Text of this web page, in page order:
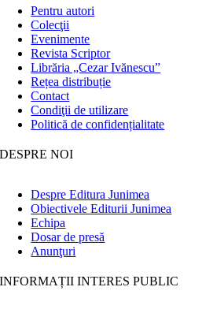
Pentru autori
Colecţii
Evenimente
Revista Scriptor
Librăria „Cezar Ivănescu”
Rețea distribuție
Contact
Condiţii de utilizare
Politică de confidențialitate
DESPRE NOI
Despre Editura Junimea
Obiectivele Editurii Junimea
Echipa
Dosar de presă
Anunţuri
INFORMAȚII INTERES PUBLIC